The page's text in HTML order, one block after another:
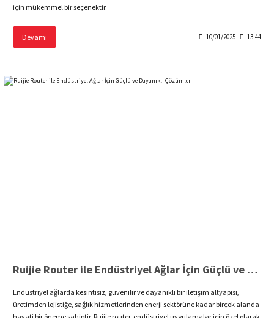
için mükemmel bir seçenektir.
Devamı 10/01/2025 13:44
Ruijie Router ile Endüstriyel Ağlar İçin Güçlü ve Dayanıklı Çözümler
Endüstriyel ağlarda kesintisiz, güvenilir ve dayanıklı bir iletişim altyapısı,
üretimden lojistiğe, sağlık hizmetlerinden enerji sektörüne kadar birçok alanda